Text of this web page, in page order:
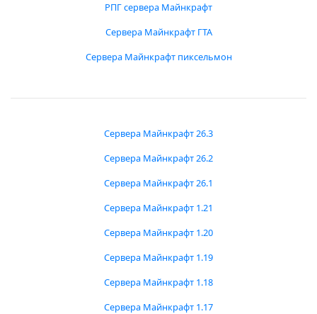
РПГ сервера Майнкрафт
Сервера Майнкрафт ГТА
Сервера Майнкрафт пиксельмон
Сервера Майнкрафт 26.3
Сервера Майнкрафт 26.2
Сервера Майнкрафт 26.1
Сервера Майнкрафт 1.21
Сервера Майнкрафт 1.20
Сервера Майнкрафт 1.19
Сервера Майнкрафт 1.18
Сервера Майнкрафт 1.17